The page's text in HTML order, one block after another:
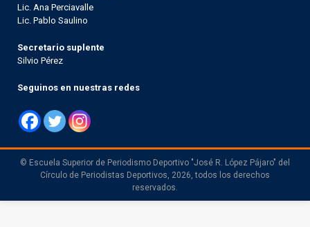
Lic. Ana Perciavalle
Lic. Pablo Saulino
Secretario suplente
Silvio Pérez
Seguinos en nuestras redes
© Escuela Superior de Periodismo Deportivo "José R. López Pájaro" del
Círculo de Periodistas Deportivos, 2026, todos los derechos
reservados.